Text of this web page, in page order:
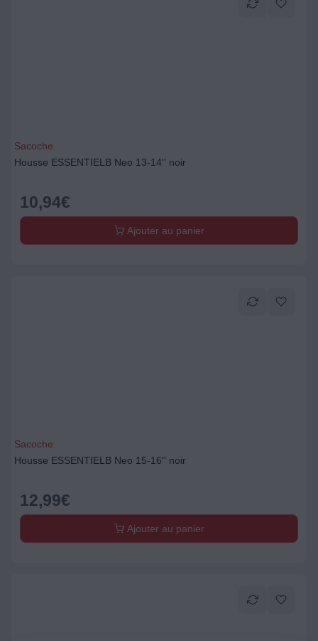
Sacoche
Housse ESSENTIELB Neo 13-14'' noir
10,94€
Ajouter au panier
Sacoche
Housse ESSENTIELB Neo 15-16'' noir
12,99€
Ajouter au panier